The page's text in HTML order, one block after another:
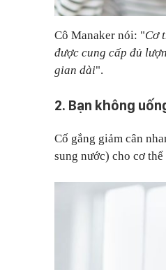
Cô Manaker nói: "Cơ
được cung cấp đủ
gian dài".
2. Bạn không
Cố gắng giảm cân
sung nước) cho cơ thể